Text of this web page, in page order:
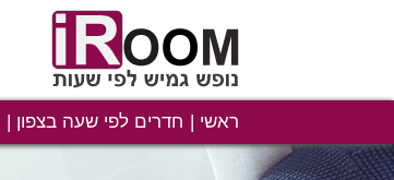
ראשי חדרים לפי שעה בצפון